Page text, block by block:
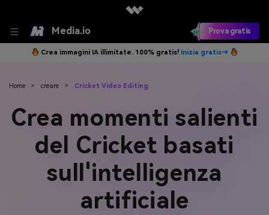
Media.io Prova gratis
Crea immagini IA illimitate. 100% gratis! Inizia gratis→
Home > creare > Cricket Video Editing
Crea momenti salienti
del Cricket basati
sull'intelligenza
artificiale